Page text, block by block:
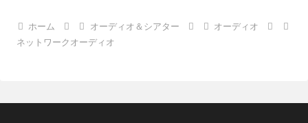
ホーム オーディオ＆シアター
オーディオ
ネットワークオーディオ